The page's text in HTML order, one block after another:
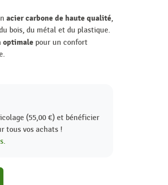
acier carbone de haute qualité,
bois, du métal et du plastique.
optimale pour un confort
(55,00 €) et bénéficier
tous vos achats !